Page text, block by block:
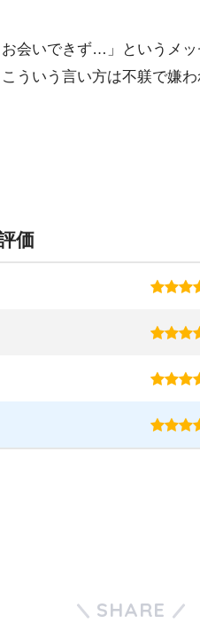
お会いできず…」というメ
ういう言い方は不躾で嫌
価
SHARE